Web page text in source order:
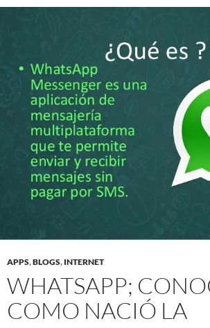
APPS,BLOGS, INTERNET
WHATSAPP;
COMO NACIÓ LA